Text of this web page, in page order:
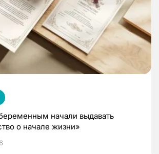
начали выдавать
о начале жизни»